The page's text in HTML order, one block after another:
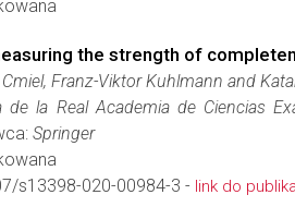
the strength of
Franz-Viktor Kuhlmann and
de la Real Academia de Ciencias
Springer
s13398-020-00984-3 - link do